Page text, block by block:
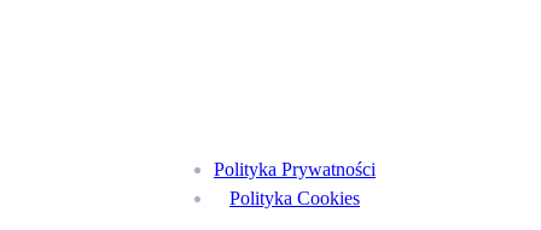
Polityka Prywatności
Polityka Cookies